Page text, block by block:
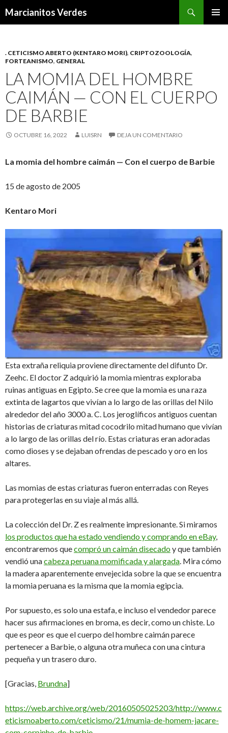
Marcianitos Verdes
. CETICISMO ABERTO (KENTARO MORI), CRIPTOZOOLOGÍA,
FORTEANISMO, GENERAL
LA MOMIA DEL HOMBRE
CAIMÁN — CON EL CUERPO
DE BARBIE
OCTUBRE 16, 2022 LUISRN DEJA UN COMENTARIO
La momia del hombre caimán — Con el cuerpo de Barbie
15 de agosto de 2005
Kentaro Mori
Esta extraña reliquia proviene directamente del difunto Dr.
Zeehc. El doctor Z adquirió la momia mientras exploraba
ruinas antiguas en Egipto. Se cree que la momia es una raza
extinta de lagartos que vivían a lo largo de las orillas del Nilo
alrededor del año 3000 a. C. Los jeroglíficos antiguos cuentan
historias de criaturas mitad cocodrilo mitad humano que vivían
a lo largo de las orillas del río. Estas criaturas eran adoradas
como dioses y se dejaban ofrendas de pescado y oro en los
altares.
Las momias de estas criaturas fueron enterradas con Reyes
para protegerlas en su viaje al más allá.
La colección del Dr. Z es realmente impresionante. Si miramos
los productos que ha estado vendiendo y comprando en eBay,
encontraremos quecompró un caimán disecadoy que también
vendió unacabeza peruana momificada y alargada . Mira cómo
la madera aparentemente envejecida sobre la que se encuentra
la momia peruana es la misma que la momia egipcia.
Por supuesto, es solo una estafa, e incluso el vendedor parece
hacer sus afirmaciones en broma, es decir, como un chiste. Lo
que es peor es que el cuerpo del hombre caimán parece
pertenecer a Barbie, o alguna otra muñeca con una cintura
pequeña y un trasero duro.
[Gracias, Brundna]
https://web.archive.org/web/20160505025203/http://www.c
eticismoaberto.com/ceticismo/21/mumia-de-homem-jacare-